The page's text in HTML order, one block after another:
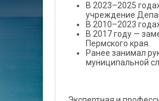
В 2023–2025
учреждение
В 2010–2023
В 2017 году —
Пермского края.
Ранее занимал
муниципальной